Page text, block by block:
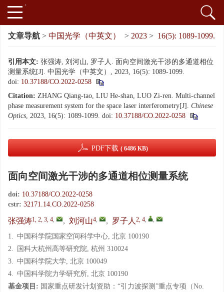
文章导航 > 中国光学（中英文） > 2023 > 16(5): 1089-1099.
引用本文: 张强涛, 刘河山, 罗子人. 面向空间激光干涉的多通道相位
测量系统[J]. 中国光学（中英文）, 2023, 16(5): 1089-1099.
doi: 10.37188/CO.2022-0258
Citation: ZHANG Qiang-tao, LIU He-shan, LUO Zi-ren. Multi-channel
phase measurement system for the space laser interferometry[J]. Chinese
Optics, 2023, 16(5): 1089-1099. doi: 10.37188/CO.2022-0258
PDF下载 ( 6486 KB)
面向空间激光干涉的多通道相位测量系统
doi: 10.37188/CO.2022-0258
cstr: 32171.14.CO.2022-0258
张强涛1, 2, 3, 4, , 刘河山4, , 罗子人 2, 4, ,
1. 中国科学院国家空间科学中心, 北京 100190
2.
国科大杭州高等研究院, 杭州 310024
3. 中国科学院大学, 北京 100049
4. 中国科学院力学研究所, 北京 100190
基金项目: 国家重点研发计划资助：“引力波探测”重点专项（No.